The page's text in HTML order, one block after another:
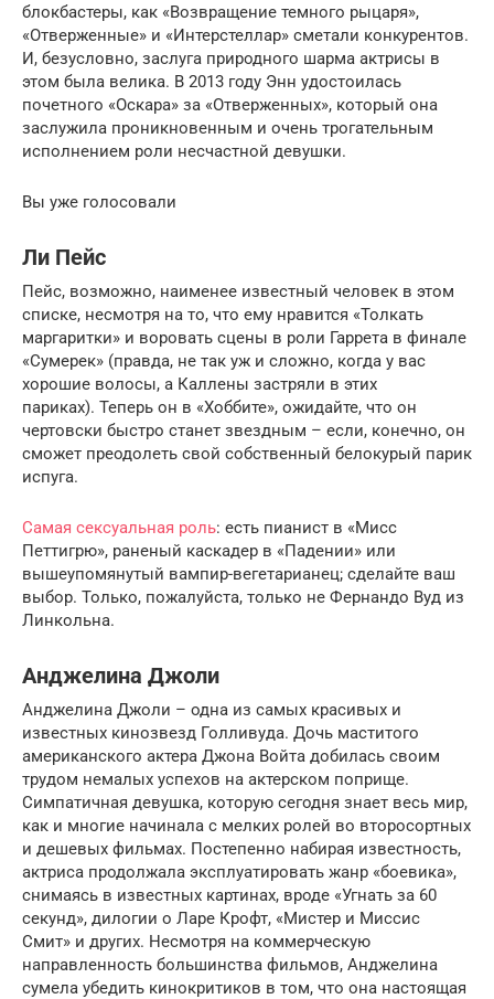
блокбастеры, как «Возвращение темного рыцаря»,
«Отверженные» и «Интерстеллар» сметали конкурентов.
И, безусловно, заслуга природного шарма актрисы в
этом была велика. В 2013 году Энн удостоилась
почетного «Оскара» за «Отверженных», который она
заслужила проникновенным и очень трогательным
исполнением роли несчастной девушки.
Вы уже голосовали
Ли Пейс
Пейс, возможно, наименее известный человек в этом
списке, несмотря на то, что ему нравится «Толкать
маргаритки» и воровать сцены в роли Гаррета в финале
«Сумерек» (правда, не так уж и сложно, когда у вас
хорошие волосы, а Каллены застряли в этих
париках). Теперь он в «Хоббите», ожидайте, что он
чертовски быстро станет звездным – если, конечно, он
сможет преодолеть свой собственный белокурый парик
испуга.
Самая сексуальная роль: есть пианист в «Мисс
Петтигрю», раненый каскадер в «Падении» или
вышеупомянутый вампир-вегетарианец; сделайте ваш
выбор. Только, пожалуйста, только не Фернандо Вуд из
Линкольна.
Анджелина Джоли
Анджелина Джоли – одна из самых красивых и
известных кинозвезд Голливуда. Дочь маститого
американского актера Джона Войта добилась своим
трудом немалых успехов на актерском поприще.
Симпатичная девушка, которую сегодня знает весь мир,
как и многие начинала с мелких ролей во второсортных
и дешевых фильмах. Постепенно набирая известность,
актриса продолжала эксплуатировать жанр «боевика»,
снимаясь в известных картинах, вроде «Угнать за 60
секунд», дилогии о Ларе Крофт, «Мистер и Миссис
Смит» и других. Несмотря на коммерческую
направленность большинства фильмов, Анджелина
сумела убедить кинокритиков в том, что она настоящая